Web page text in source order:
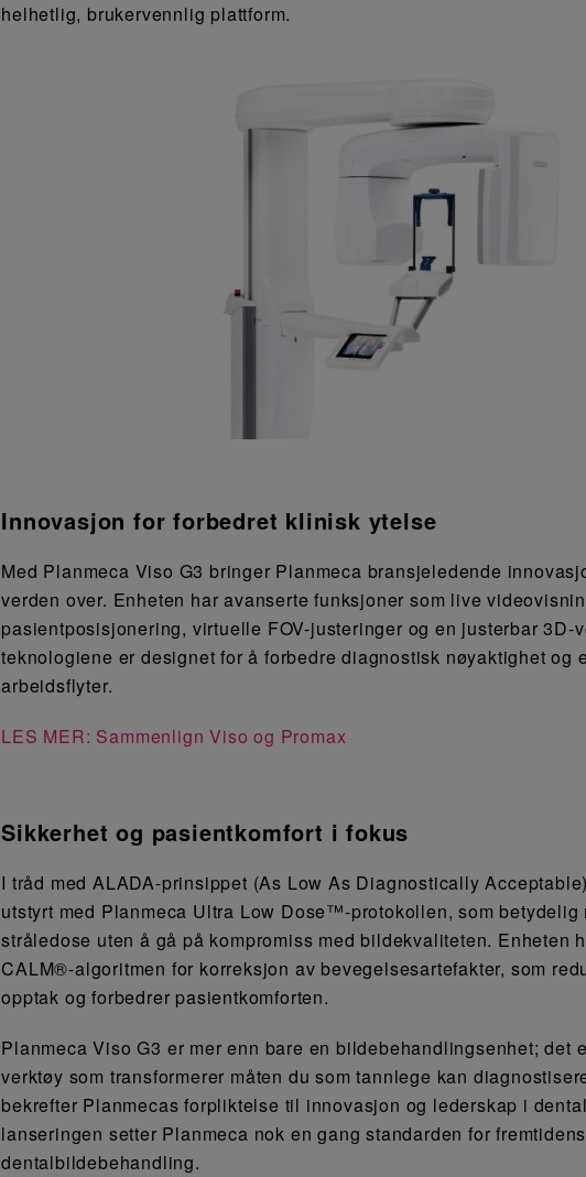
helhetlig, brukervennlig plattform.
Innovasjon for forbedret klinisk ytelse
Med Planmeca Viso G3 bringer Planmeca bransjeledende
verden over. Enheten har avanserte funksjoner som live
pasientposisjonering, virtuelle FOV-justeringer og en justerbar 3D-
teknologiene er designet for å forbedre diagnostisk nøyaktighet og
arbeidsflyter.
LES MER: Sammenlign Viso og Promax
Sikkerhet og pasientkomfort i fokus
I tråd med ALADA-prinsippet (As Low As Diagnostically
utstyrt med Planmeca Ultra Low Dose™-protokollen, som betydelig
stråledose uten å gå på kompromiss med bildekvaliteten. Enheten
CALM®-algoritmen for korreksjon av bevegelsesartefakter, som
opptak og forbedrer pasientkomforten.
Planmeca Viso G3 er mer enn bare en bildebehandlingsenhet; det
verktøy som transformerer måten du som tannlege kan
bekrefter Planmecas forpliktelse til innovasjon og lederskap i
lanseringen setter Planmeca nok en gang standarden for fremtidens
dentalbildebehandling.